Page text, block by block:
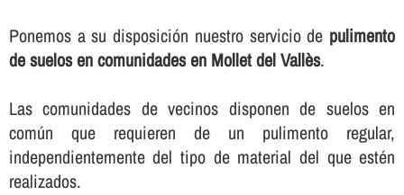
Ponemos a su disposición nuestro servicio de pulimento
de suelos en comunidades en Mollet del Vallès.
Las comunidades de vecinos disponen de suelos en
común que requieren de un pulimento regular,
independientemente del tipo de material del que estén
realizados.